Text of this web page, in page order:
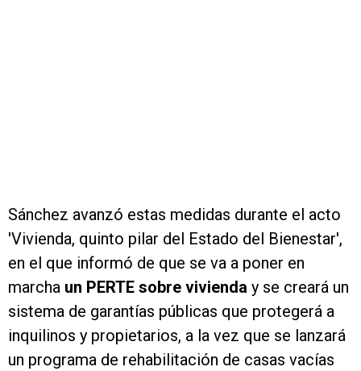
Sánchez avanzó estas medidas durante el acto
'Vivienda, quinto pilar del Estado del Bienestar',
en el que informó de que se va a poner en
marcha un PERTE sobre vivienda y se creará un
sistema de garantías públicas que protegerá a
inquilinos y propietarios, a la vez que se lanzará
un programa de rehabilitación de casas vacías